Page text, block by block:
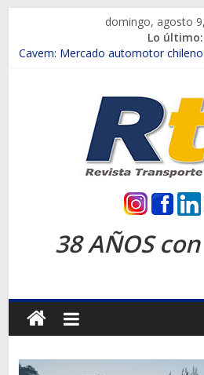
contenido
domingo, agosto
Lo último:
Chile es el primer mercado
Salfa suma vehículos electrificados
Samex amplía su red con nuevas
SINOTRUK Pick-ups presentó la
la Expo Compras Públicas 2026
Revista
Terrestre
Autos,
38 AÑOS